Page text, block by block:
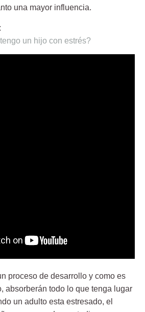
una mayor influencia.
un hijo con estrés?
proceso de desarrollo y como es
absorberán todo lo que tenga lugar
un adulto esta estresado, el